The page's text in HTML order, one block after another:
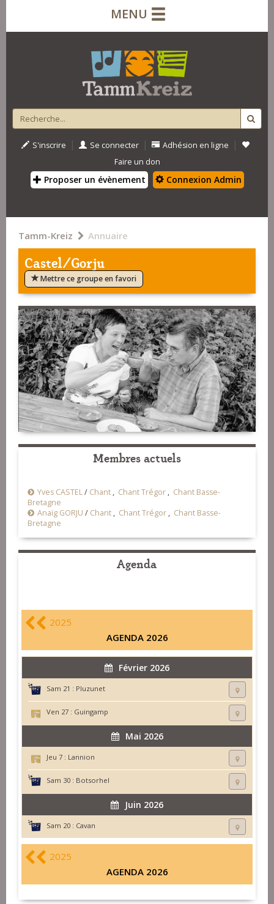
MENU
S'inscrire | Se connecter | Adhésion en ligne |
Faire un don
Proposer un évènement Connexion Admin
Tamm-Kreiz Annuaire
Castel/Gorju
Mettre ce groupe en favori
Membres actuels
Yves CASTEL/ Chant , Chant Trégor , Chant Basse-
Bretagne
Anaïg GORJU / Chant , Chant Trégor , Chant Basse-
Bretagne
Agenda
2025
AGENDA 2026
Février 2026
Sam 21 : Pluzunet
Ven 27 : Guingamp
Mai 2026
Jeu 7 : Lannion
Sam 30 : Botsorhel
Juin 2026
Sam 20 : Cavan
2025
AGENDA 2026